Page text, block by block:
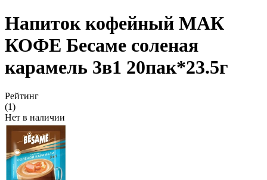
Напиток кофейный МАК
КОФЕ Бесаме соленая
карамель 3в1 20пак*23.5г
Рейтинг
(1)
Нет в наличии